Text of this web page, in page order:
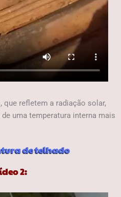
refletem a radiação solar,
uma temperatura interna mais
de telhado
2: